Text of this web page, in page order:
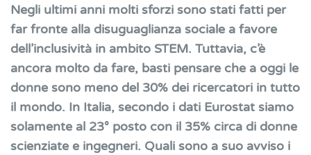
Negli ultimi anni molti sforzi sono stati fatti per
far fronte alla disuguaglianza sociale a favore
dell’inclusività in ambito STEM. Tuttavia, c’è
ancora molto da fare, basti pensare che a oggi le
donne sono meno del 30% dei ricercatori in tutto
il mondo. In Italia, secondo i dati Eurostat siamo
solamente al 23° posto con il 35% circa di donne
scienziate e ingegneri. Quali sono a suo avviso i